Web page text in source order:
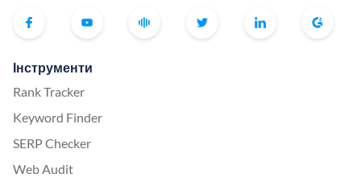
Інструменти
Rank Tracker
Keyword Finder
SERP Checker
Web Audit